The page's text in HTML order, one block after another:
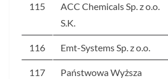
115
ACC Chemicals Sp. z o.o.
S.K.
116 Emt-Systems Sp. z o.o.
117
Państwowa Wyższa